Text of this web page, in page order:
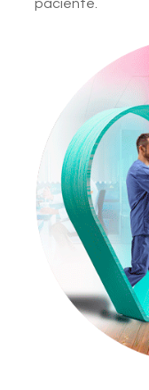
paciente.